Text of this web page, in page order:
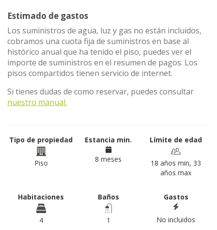
Estimado de gastos
Los suministros de agua, luz y gas no están incluidos,
cobramos una cuota fija de suministros en base al
histórico anual que ha tenido el piso, puedes ver el
importe de suministros en el resumen de pagos. Los
pisos compartidos tienen servicio de internet.
Si tienes dudas de como reservar, puedes consultar
nuestro manual.
Tipo de propiedad
Piso
Estancia min.
8 meses
Límite de edad
18 años min, 33
años max
Habitaciones
4
Baños
1
Gastos
No incluidos